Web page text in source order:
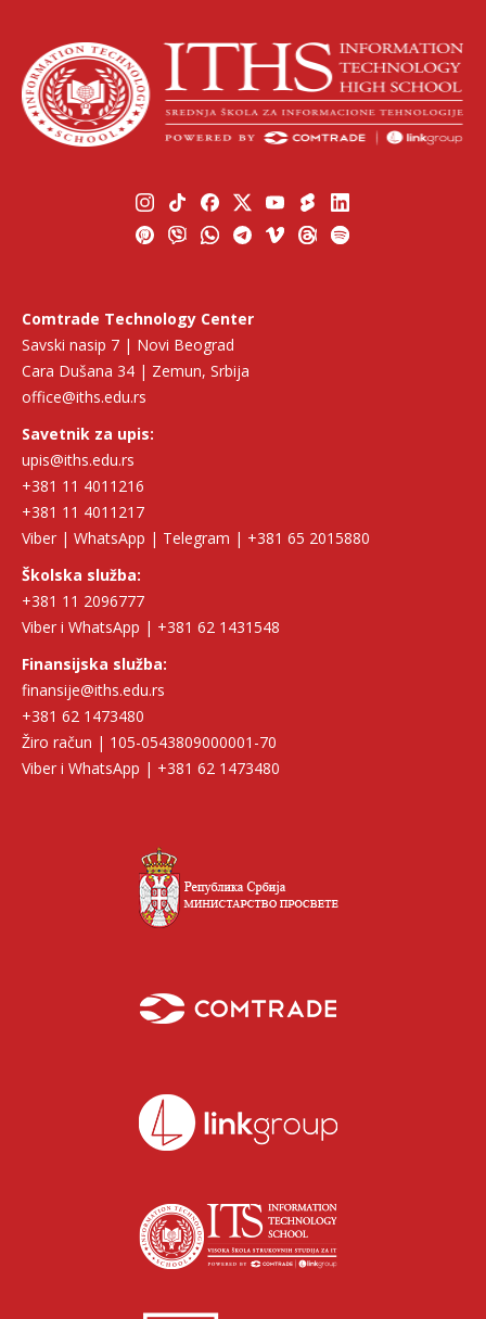
Comtrade Technology Center
Savski nasip 7 | Novi Beograd
Cara Dušana 34 | Zemun, Srbija
office@iths.edu.rs
Savetnik za upis:
upis@iths.edu.rs
+381 11 4011216
+381 11 4011217
Viber | WhatsApp | Telegram | +381 65 2015880
Školska služba:
+381 11 2096777
Viber i WhatsApp | +381 62 1431548
Finansijska služba:
finansije@iths.edu.rs
+381 62 1473480
Žiro račun | 105-0543809000001-70
Viber i WhatsApp | +381 62 1473480